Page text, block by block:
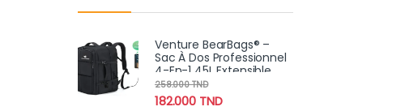
Venture BearBags® –
Sac À Dos Professionnel
4-En-1 45L Extensible
Étanche Avec
Chargement USB
182.000 TND
258.000TND